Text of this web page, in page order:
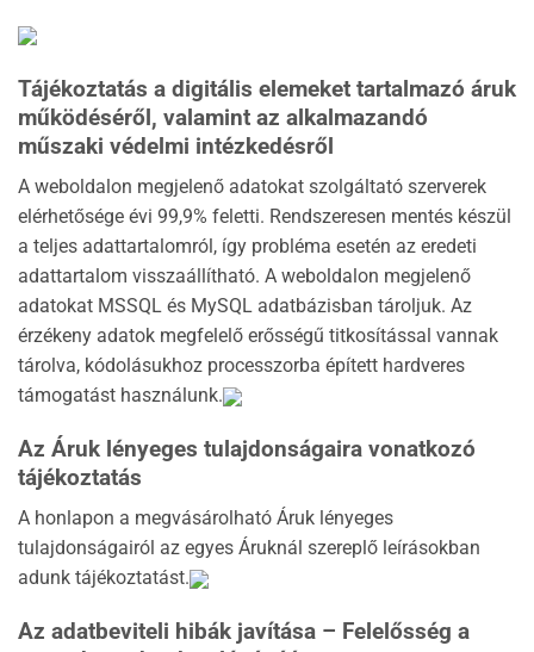
Tájékoztatás a digitális elemeket tartalmazó áruk
működéséről, valamint az alkalmazandó
műszaki védelmi intézkedésről
A weboldalon megjelenő adatokat szolgáltató szerverek
elérhetősége évi 99,9% feletti. Rendszeresen mentés készül
a teljes adattartalomról, így probléma esetén az eredeti
adattartalom visszaállítható. A weboldalon megjelenő
adatokat MSSQL és MySQL adatbázisban tároljuk. Az
érzékeny adatok megfelelő erősségű titkosítással vannak
tárolva, kódolásukhoz processzorba épített hardveres
támogatást használunk.
Az Áruk lényeges tulajdonságaira vonatkozó
tájékoztatás
A honlapon a megvásárolható Áruk lényeges
tulajdonságairól az egyes Áruknál szereplő leírásokban
adunk tájékoztatást.
Az adatbeviteli hibák javítása – Felelősség a